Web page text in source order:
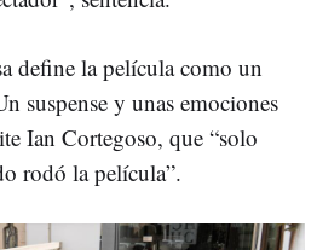
define la película como un
suspense y unas emociones
Ian Cortegoso, que “solo
rodó la película”.